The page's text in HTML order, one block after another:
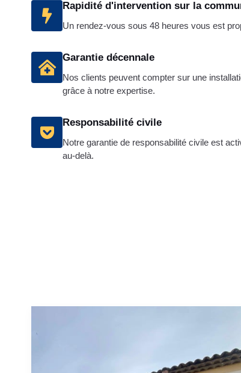
Rapidité d'intervention sur la
Un rendez-vous sous 48 heures vous est
Garantie décennale
Nos clients peuvent compter sur une
grâce à notre expertise.
Responsabilité civile
Notre garantie de responsabilité civile est
au-delà.